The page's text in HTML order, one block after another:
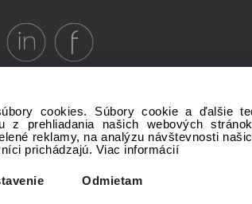
Copyright © 20xx My-Shop.com, All rights
cookies. Súbory cookie a ďalšie
z prehliadania našich webových
reklamy, na analýzu návštevnosti
prichádzajú. Viac informácií
Odmietam